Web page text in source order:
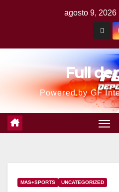
agosto 9, 2026
Full
Powered by GF
MAS+SPORTS UNCATEGORIZED